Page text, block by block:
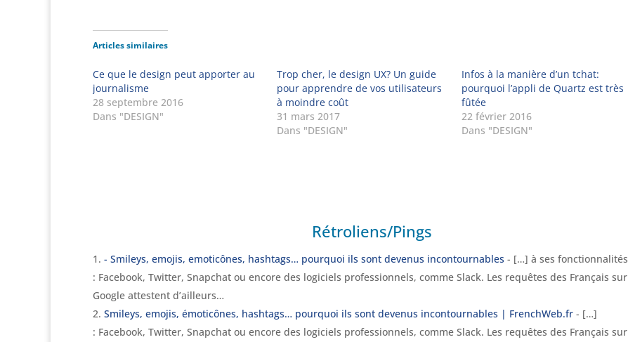
Articles similaires
Ce que le design peut apporter au
journalisme
28 septembre 2016
Dans "DESIGN"
Trop cher, le design UX? Un guide
pour apprendre de vos utilisateurs
à moindre coût
31 mars 2017
Dans "DESIGN"
Infos à la manière d’un tchat:
pourquoi l’appli de Quartz est très
fûtée
22 février 2016
Dans "DESIGN"
Rétroliens/Pings
- Smileys, emojis, emoticônes, hashtags… pourquoi ils sont devenus incontournables - […] à ses fonctionnalités
: Facebook, Twitter, Snapchat ou encore des logiciels professionnels, comme Slack. Les requêtes des Français sur
Google attestent d’ailleurs…
Smileys, emojis, émoticônes, hashtags… pourquoi ils sont devenus incontournables | FrenchWeb.fr - […]
: Facebook, Twitter, Snapchat ou encore des logiciels professionnels, comme Slack. Les requêtes des Français sur